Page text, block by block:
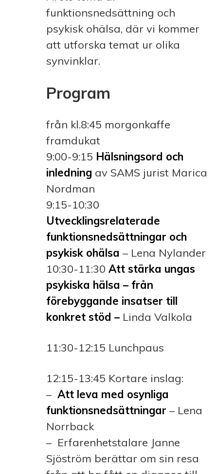
funktionsnedsättning och
psykisk ohälsa, där vi kommer
att utforska temat ur olika
synvinklar.
Program
från kl.8:45 morgonkaffe
framdukat
9:00-9:15 Hälsningsord och
inledning av SAMS jurist Marica
Nordman
9:15-10:30
Utvecklingsrelaterade
funktionsnedsättningar och
psykisk ohälsa – Lena Nylander
10:30-11:30 Att stärka ungas
psykiska hälsa – från
förebyggande insatser till
konkret stöd – Linda Valkola
11:30-12:15 Lunchpaus
12:15-13:45 Kortare inslag:
– Att leva med osynliga
funktionsnedsättningar – Lena
Norrback
– Erfarenhetstalare Janne
Sjöström berättar om sin resa